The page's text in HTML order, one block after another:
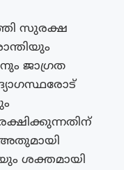
സുരക്ഷ
ജാഗ്രത
ശക്തമായി